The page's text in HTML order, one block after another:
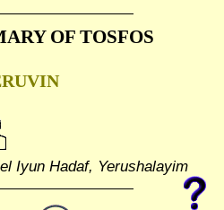
OF TOSFOS
Iyun Hadaf, Yerushalayim